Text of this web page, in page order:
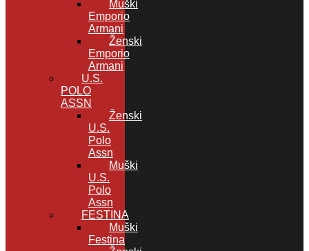
Muški
Emporio
Armani
Ženski
Emporio
Armani
U.S.
POLO
ASSN
Ženski
U.S.
Polo
Assn
Muški
U.S.
Polo
Assn
FESTINA
Muški
Festina